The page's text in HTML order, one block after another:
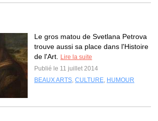
Le gros matou de Svetlana Petrova
trouve aussi sa place dans l'Histoire
de l'Art.
Lire la suite
Publié le 11 juillet 2014
BEAUX ARTS, CULTURE, HUMOUR